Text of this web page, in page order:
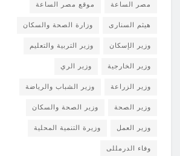
مصر الساعة موقع مصر الساعة
هيثم السنارى وزارة الصحة والسكان
وزير الإسكان وزير التربية والتعليم
وزير الخارجية وزير الري
وزير الزراعة وزير الشباب والرياضة
وزير الصحة وزير الصحة والسكان
وزير العمل وزيرة التنمية المحلية
وفاء الدرمللى